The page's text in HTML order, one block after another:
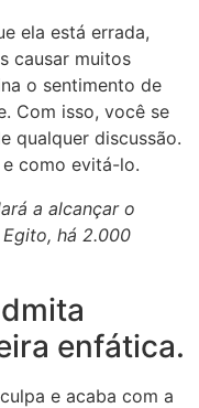
ela está errada,
causar muitos
o sentimento de
Com isso, você se
qualquer discussão.
como evitá-lo.
a alcançar o
há 2.000
enfática.
e acaba com a